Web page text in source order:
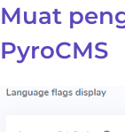
Muat
PyroCMS